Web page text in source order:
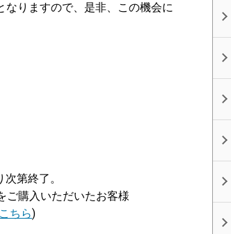
りますので、是非、この機会に
終了。
入いただいたお客様
こちら)